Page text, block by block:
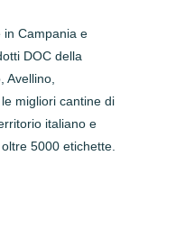
in Campania e
DOC della
Avellino,
migliori cantine di
italiano e
5000 etichette.